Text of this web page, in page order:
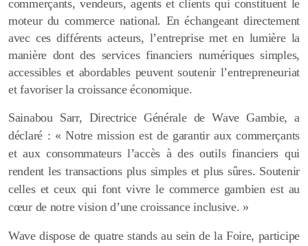
commerçants, vendeurs, agents et clients qui constituent le
moteur du commerce national. En échangeant directement
avec ces différents acteurs, l’entreprise met en lumière la
manière dont des services financiers numériques simples,
accessibles et abordables peuvent soutenir l’entrepreneuriat
et favoriser la croissance économique.
Sainabou Sarr, Directrice Générale de Wave Gambie, a
déclaré : « Notre mission est de garantir aux commerçants
et aux consommateurs l’accès à des outils financiers qui
rendent les transactions plus simples et plus sûres. Soutenir
celles et ceux qui font vivre le commerce gambien est au
cœur de notre vision d’une croissance inclusive. »
Wave dispose de quatre stands au sein de la Foire, participe